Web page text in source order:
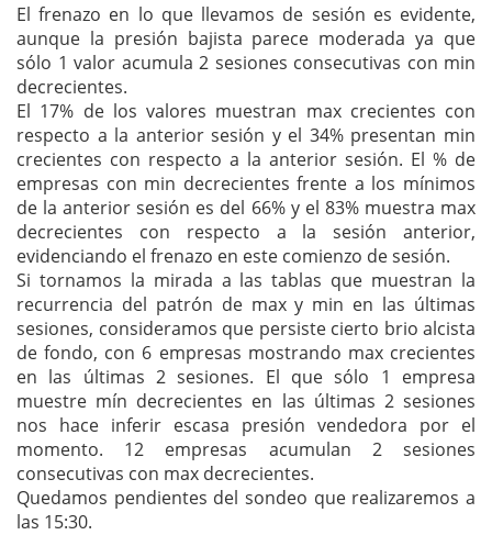
El frenazo en lo que llevamos de sesión es evidente,
aunque la presión bajista parece moderada ya que
sólo 1 valor acumula 2 sesiones consecutivas con min
decrecientes.
El 17% de los valores muestran max crecientes con
respecto a la anterior sesión y el 34% presentan min
crecientes con respecto a la anterior sesión. El % de
empresas con min decrecientes frente a los mínimos
de la anterior sesión es del 66% y el 83% muestra max
decrecientes con respecto a la sesión anterior,
evidenciando el frenazo en este comienzo de sesión.
Si tornamos la mirada a las tablas que muestran la
recurrencia del patrón de max y min en las últimas
sesiones, consideramos que persiste cierto brio alcista
de fondo, con 6 empresas mostrando max crecientes
en las últimas 2 sesiones. El que sólo 1 empresa
muestre mín decrecientes en las últimas 2 sesiones
nos hace inferir escasa presión vendedora por el
momento. 12 empresas acumulan 2 sesiones
consecutivas con max decrecientes.
Quedamos pendientes del sondeo que realizaremos a
las 15:30.